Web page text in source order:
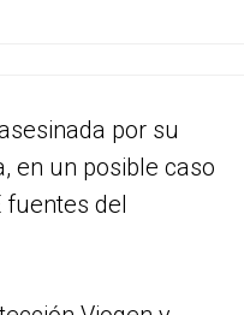
por su
en un posible caso
fuentes del